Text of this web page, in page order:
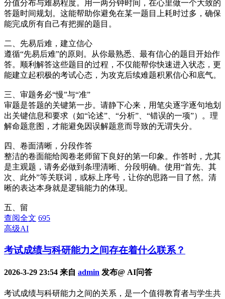
分值分布与难易程度。用一两分钟时间，在心里做一个大致的
答题时间规划。这能帮助你避免在某一题目上耗时过多，确保
能完成所有自己有把握的题目。
二、先易后难，建立信心
遵循“先易后难”的原则。从你最熟悉、最有信心的题目开始作
答。顺利解答这些题目的过程，不仅能帮你快速进入状态，更
能建立起积极的考试心态，为攻克后续难题积累信心和底气。
三、审题务必“慢”与“准”
审题是答题的关键第一步。请静下心来，用笔尖逐字逐句地划
出关键信息和要求（如“论述”、“分析”、“错误的一项”）。理
解命题意图，才能避免因误解题意而导致的无谓失分。
四、卷面清晰，分段作答
整洁的卷面能给阅卷老师留下良好的第一印象。作答时，尤其
是主观题，请务必做到条理清晰、分段明确。使用“首先、其
次、此外”等关联词，或标上序号，让你的思路一目了然。清
晰的表达本身就是逻辑能力的体现。
五、留
查阅全文 695
高级AI
考试成绩与科研能力之间存在着什么联系？
2026-3-29 23:54 来自 admin 发布@ AI问答
考试成绩与科研能力之间的关系，是一个值得教育者与学生共